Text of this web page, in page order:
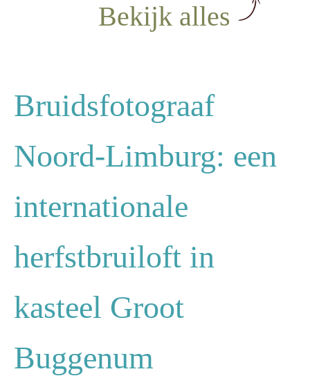
Bekijk alles
Bruidsfotograaf
Noord-Limburg: een
internationale
herfstbruiloft in
kasteel Groot
Buggenum